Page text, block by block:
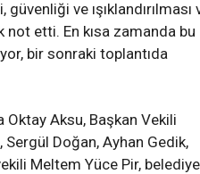
ve ışıklandırılması
etti. En kısa zamanda bu
bir sonraki toplantıda
Oktay Aksu, Başkan Vekili
Sergül Doğan, Ayhan Gedik,
Meltem Yüce Pir, belediye